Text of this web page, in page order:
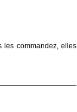
les commandez, elles